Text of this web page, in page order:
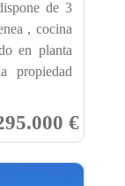
de 3
, cocina
en planta
propiedad
€